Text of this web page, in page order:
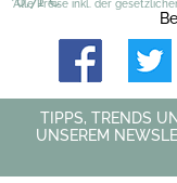
*Alle Preise inkl. der
TIPPS, TRENDS
UNSEREM